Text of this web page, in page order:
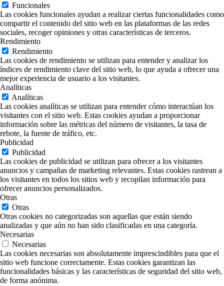
Funcionales
Las cookies funcionales ayudan a realizar ciertas funcionalidades como
compartir el contenido del sitio web en las plataformas de las redes
sociales, recoger opiniones y otras características de terceros.
Rendimiento
Rendimiento
Las cookies de rendimiento se utilizan para entender y analizar los
índices de rendimiento clave del sitio web, lo que ayuda a ofrecer una
mejor experiencia de usuario a los visitantes.
Analíticas
Analíticas
Las cookies analíticas se utilizan para entender cómo interactúan los
visitantes con el sitio web. Estas cookies ayudan a proporcionar
información sobre las métricas del número de visitantes, la tasa de
rebote, la fuente de tráfico, etc.
Publicidad
Publicidad
Las cookies de publicidad se utilizan para ofrecer a los visitantes
anuncios y campañas de marketing relevantes. Estas cookies rastrean a
los visitantes en todos los sitios web y recopilan información para
ofrecer anuncios personalizados.
Otras
Otras
Otras cookies no categorizadas son aquellas que están siendo
analizadas y que aún no han sido clasificadas en una categoría.
Necesarias
Necesarias
Las cookies necesarias son absolutamente imprescindibles para que el
sitio web funcione correctamente. Estas cookies garantizan las
funcionalidades básicas y las características de seguridad del sitio web,
de forma anónima.